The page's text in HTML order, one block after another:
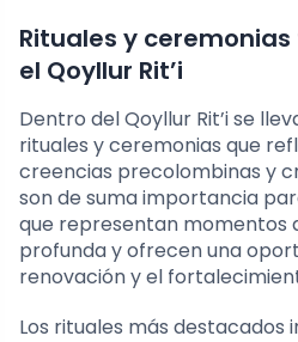
Rituales y
el Qoyllur Rit’i
Dentro del Qoyllur Rit’i se
rituales y ceremonias que
creencias precolombinas y
son de suma importancia
que representan momentos
profunda y ofrecen una
renovación y el
Los rituales más destacados